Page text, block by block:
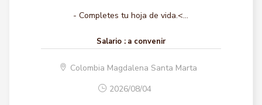
- Completes tu hoja de vida.<...
Salario : a convenir
Colombia Magdalena Santa Marta
2026/08/04